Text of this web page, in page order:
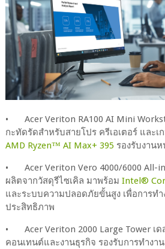
•
Acer Veriton RA100 AI Mini
กะทัดรัดสำหรับสายโปร ครีเอเตอร์ และเ
AMD Ryzen™ AI Max+ 395 รองรับงาน
•
Acer Veriton Vero 4000/6000 All-
ผลิตจากวัสดุรีไซเคิล มาพร้อม Intel®
และระบบความปลอดภัยขั้นสูง เพื่อการท
ประสิทธิภาพ
•
Acer Veriton 2000 Large Tower เ
คอนเทนต์และงานธุรกิจ รองรับการทำงา